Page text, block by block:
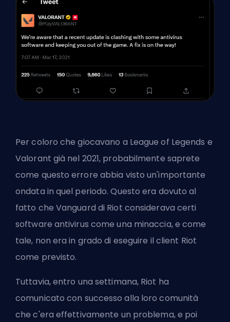
Per coloro che giocavano a League of Legends e
Valorant già nel 2021, probabilmente saprete
come questo errore abbia visto un'importante
ondata in quel periodo. Questo era dovuto al
fatto che Vanguard di Riot considerava certi
software antivirus come una minaccia, e come
tale, non era in grado di eseguire il client Riot
come previsto.
Tuttavia, entro una settimana, Riot ha
comunicato con successo alla loro comunità
che c'era effettivamente un problema, e poi